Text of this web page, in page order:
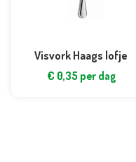
Visvork Haags lofje
€ 0,35 per dag